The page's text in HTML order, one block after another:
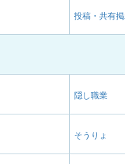
投稿・共有
隠し職業
そうりょ